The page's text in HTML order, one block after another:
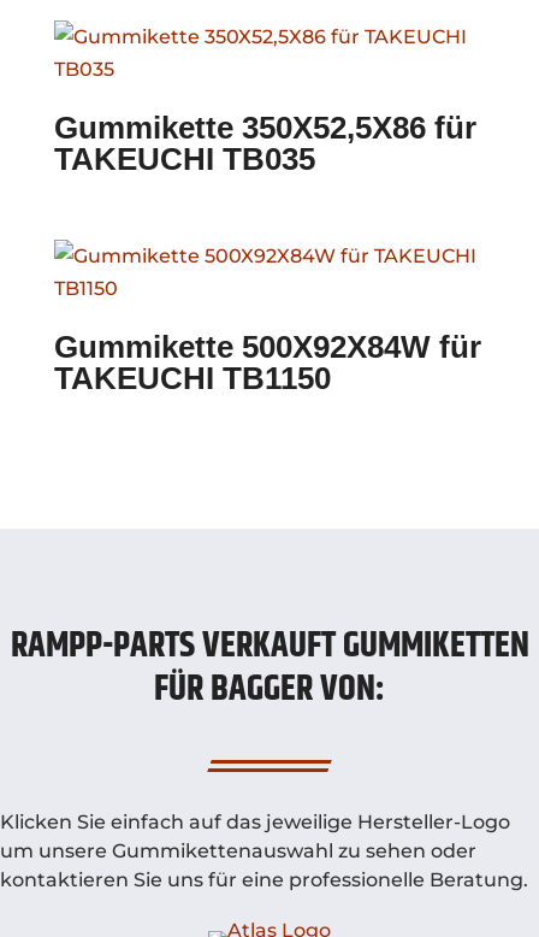
Gummikette 350X52,5X86 für
TAKEUCHI TB035
Gummikette 500X92X84W für
TAKEUCHI TB1150
RAMPP-PARTS VERKAUFT GUMMIKETTEN
FÜR BAGGER VON:
Klicken Sie einfach auf das jeweilige Hersteller-Logo
um unsere Gummikettenauswahl zu sehen oder
kontaktieren Sie uns für eine professionelle Beratung.